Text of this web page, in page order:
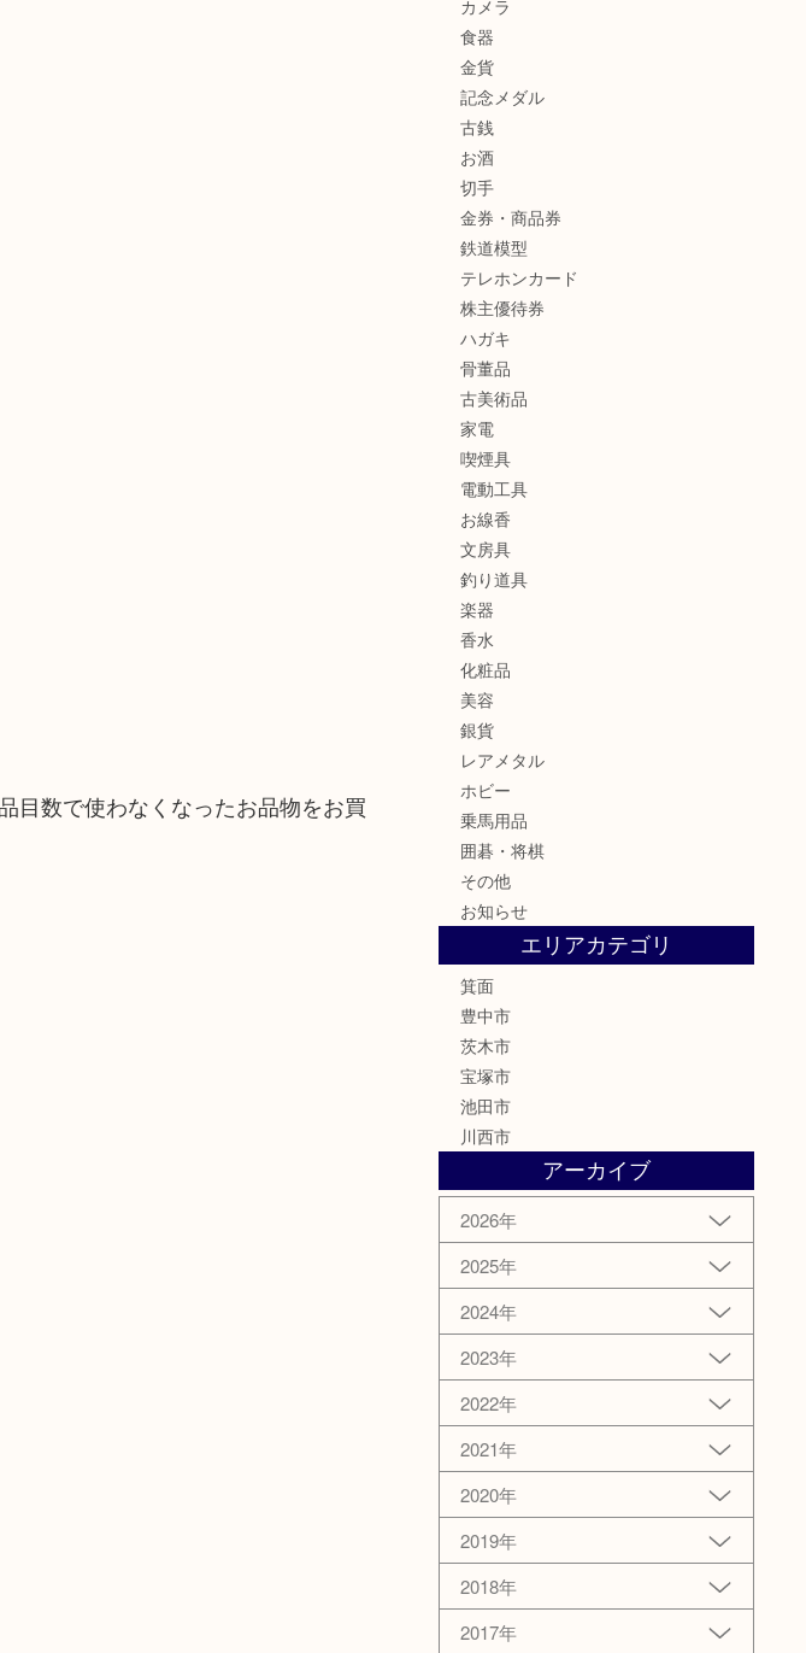
目数で使わなくなったお品物をお買
カメラ
食器
金貨
記念メダル
古銭
お酒
切手
金券・商品券
鉄道模型
テレホンカード
株主優待券
ハガキ
骨董品
古美術品
家電
喫煙具
電動工具
お線香
文房具
釣り道具
楽器
香水
化粧品
美容
銀貨
レアメタル
ホビー
乗馬用品
囲碁・将棋
その他
お知らせ
エリアカテゴリ
箕面
豊中市
茨木市
宝塚市
池田市
川西市
アーカイブ
2026年
2025年
2024年
2023年
2022年
2021年
2020年
2019年
2018年
2017年